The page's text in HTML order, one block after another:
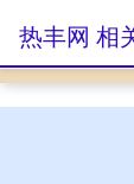
热丰网 相